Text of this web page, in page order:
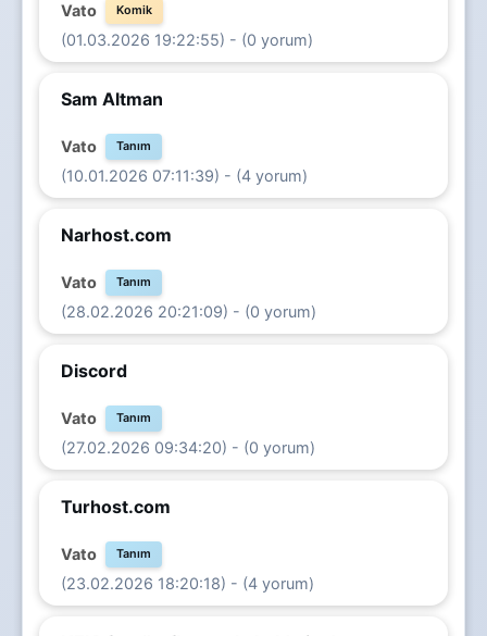
Vato Komik
(01.03.2026 19:22:55) - (0 yorum)
Sam Altman
Vato Tanım
(10.01.2026 07:11:39) - (4 yorum)
Narhost.com
Vato Tanım
(28.02.2026 20:21:09) - (0 yorum)
Discord
Vato Tanım
(27.02.2026 09:34:20) - (0 yorum)
Turhost.com
Vato Tanım
(23.02.2026 18:20:18) - (4 yorum)